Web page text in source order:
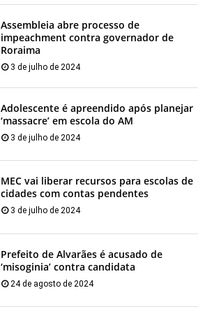
Assembleia abre processo de
impeachment contra governador de
Roraima
3 de julho de 2024
Adolescente é apreendido após planejar
‘massacre’ em escola do AM
3 de julho de 2024
MEC vai liberar recursos para escolas de
cidades com contas pendentes
3 de julho de 2024
Prefeito de Alvarães é acusado de
‘misoginia’ contra candidata
24 de agosto de 2024